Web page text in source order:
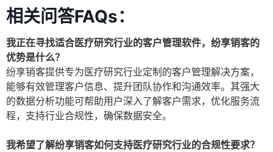
相关问答FAQs：
我正在寻找适合医疗研究行业的客户管理软件，纷享销客的
优势是什么？
纷享销客提供专为医疗研究行业定制的客户管理解决方案，
能够有效管理客户信息、提升团队协作和沟通效率。其强大
的数据分析功能可帮助用户深入了解客户需求，优化服务流
程，支持行业合规性，确保数据安全。
我希望了解纷享销客如何支持医疗研究行业的合规性要求？